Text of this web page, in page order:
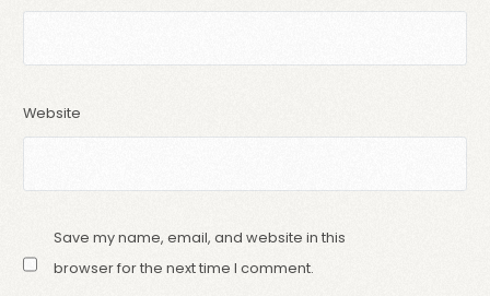
Website
Save my name, email, and website in this
browser for the next time I comment.